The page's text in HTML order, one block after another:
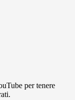
per tenere